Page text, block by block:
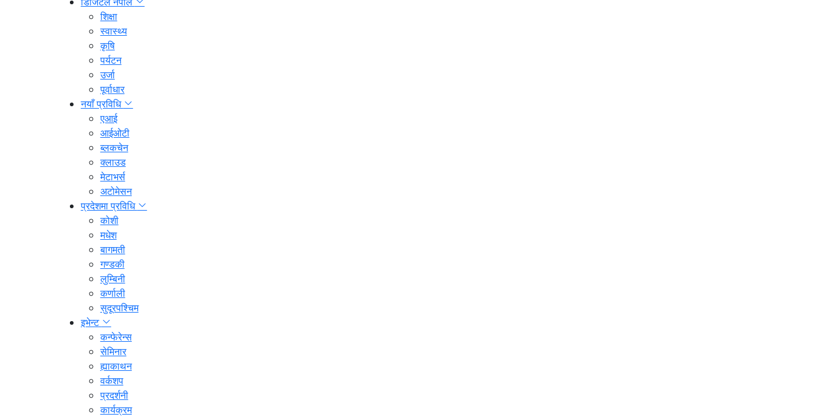
शिक्षा
स्वास्थ्य
कृषि
पर्यटन
उर्जा
पूर्वाधार
नयाँ प्रविधि
एआई
आईओटी
ब्लकचेन
क्लाउड
मेटाभर्स
अटोमेसन
प्रदेशमा प्रविधि
कोशी
मधेश
बागमती
गण्डकी
लुम्बिनी
कर्णाली
सुदूरपश्चिम
इभेन्ट
कन्फेरेन्स
सेमिनार
ह्याकाथन
वर्कशप
प्रदर्शनी
कार्यक्रम